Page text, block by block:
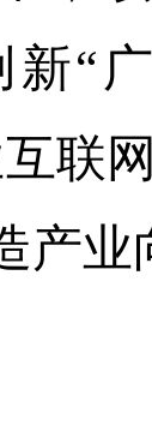
新“
联
产业